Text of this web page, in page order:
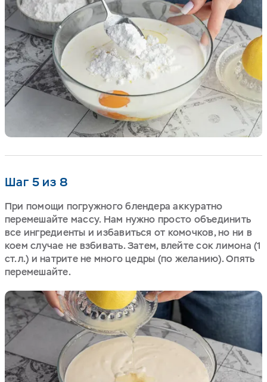
Шаг 5 из 8
При помощи погружного блендера аккуратно
перемешайте массу. Нам нужно просто объединить
все ингредиенты и избавиться от комочков, но ни в
коем случае не взбивать. Затем, влейте сок лимона (1
ст.л.) и натрите не много цедры (по желанию). Опять
перемешайте.